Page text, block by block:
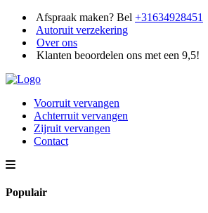
Afspraak maken? Bel +31634928451
Autoruit verzekering
Over ons
Klanten beoordelen ons met een 9,5!
Voorruit vervangen
Achterruit vervangen
Zijruit vervangen
Contact
Populair